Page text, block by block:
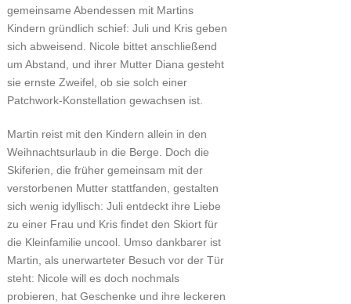
gemeinsame Abendessen mit Martins
Kindern gründlich schief: Juli und Kris geben
sich abweisend. Nicole bittet anschließend
um Abstand, und ihrer Mutter Diana gesteht
sie ernste Zweifel, ob sie solch einer
Patchwork-Konstellation gewachsen ist.
Martin reist mit den Kindern allein in den
Weihnachtsurlaub in die Berge. Doch die
Skiferien, die früher gemeinsam mit der
verstorbenen Mutter stattfanden, gestalten
sich wenig idyllisch: Juli entdeckt ihre Liebe
zu einer Frau und Kris findet den Skiort für
die Kleinfamilie uncool. Umso dankbarer ist
Martin, als unerwarteter Besuch vor der Tür
steht: Nicole will es doch nochmals
probieren, hat Geschenke und ihre leckeren